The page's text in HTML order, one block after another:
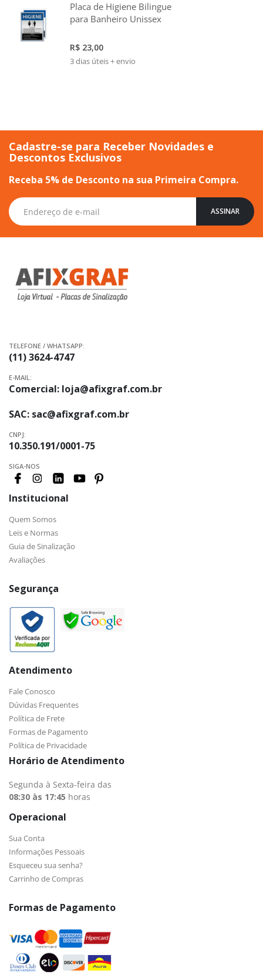
Placa de Higiene Bilingue
para Banheiro Unissex
R$ 23,00
3 dias úteis + envio
Cadastre-se para Receber Novidades e
Descontos Exclusivos
Receba 5% de Desconto na sua Primeira Compra.
Inscreva-
se
na
ASSINAR
TELEFONE / WHATSAPP:
(11) 3624-4747
E-MAIL:
Comercial: loja@afixgraf.com.br
SAC: sac@afixgraf.com.br
CNPJ:
10.350.191/0001-75
SIGA-NOS
Institucional
Quem Somos
Leis e Normas
Guia de Sinalização
Avaliações
Segurança
Atendimento
Fale Conosco
Dúvidas Frequentes
Política de Frete
Formas de Pagamento
Política de Privacidade
Horário de Atendimento
Segunda à Sexta-feira das
08:30 às 17:45 horas
Operacional
Sua Conta
Informações Pessoais
Esqueceu sua senha?
Carrinho de Compras
Formas de Pagamento